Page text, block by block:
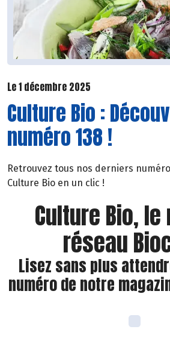
Le 1 décembre 2025
Culture Bio :
numéro 138 !
Retrouvez tous nos derniers
Culture Bio en un clic !
Culture Bio, le
réseau
Lisez sans plus
numéro de notre